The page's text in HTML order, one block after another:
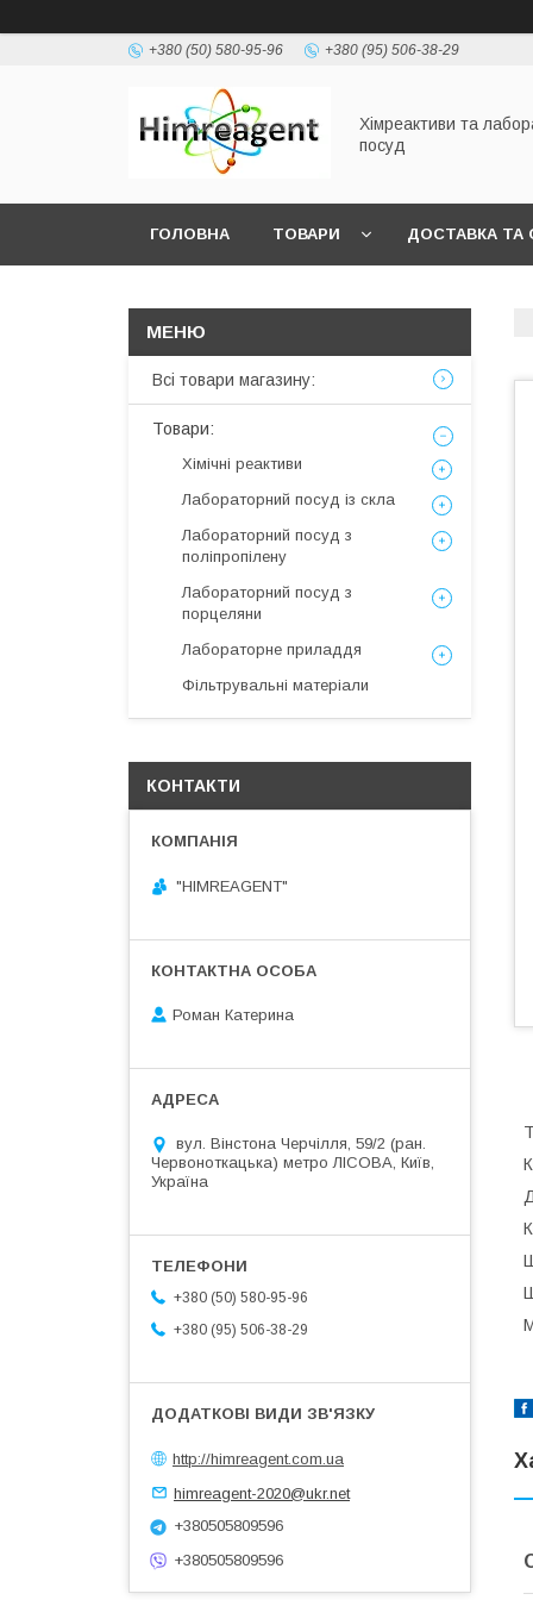
+380 (50) 580-95-96 +380 (95) 506-38-29
Хімреактиви та
посуд
ГОЛОВНА ТОВАРИ ДОСТАВКА ТА
Всі товари магазину:
Товари:
Хімічні реактиви
Лабораторний посуд із скла
Лабораторний посуд з
поліпропілену
Лабораторний посуд з
порцеляни
Лабораторне приладдя
Фільтрувальні матеріали
КОНТАКТИ
"HIMREAGENT"
Роман Катерина
вул. Вінстона Черчілля, 59/2 (ран.
Червоноткацька) метро ЛІСОВА, Київ,
Україна
+380 (50) 580-95-96
+380 (95) 506-38-29
http://himreagent.com.ua
himreagent-2020@ukr.net
+380505809596
+380505809596